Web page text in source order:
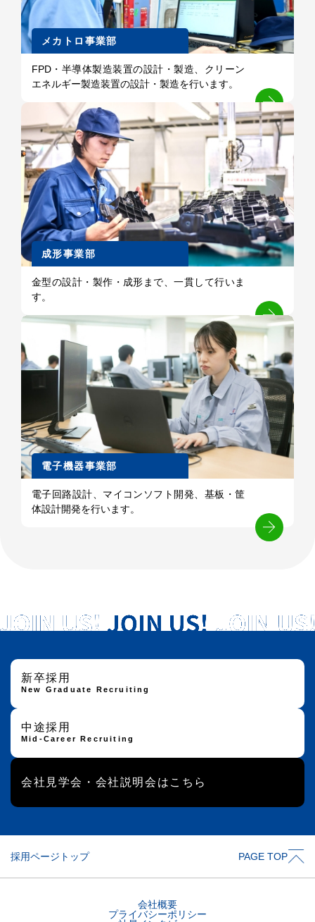
メカトロ事業部
FPD・半導体製造装置の設計・製造、クリーン
エネルギー製造装置の設計・製造を行います。
成形事業部
金型の設計・製作・成形まで、一貫して行いま
す。
電子機器事業部
電子回路設計、マイコンソフト開発、基板・筐
体設計開発を行います。
新卒採用
New Graduate Recruiting
中途採用
Mid-Career Recruiting
会社見学会・会社説明会はこちら
採用ページトップ PAGE TOP
会社概要
プライバシーポリシー